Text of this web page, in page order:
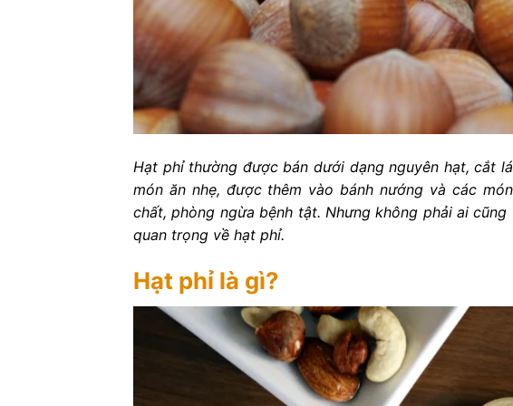
Hạt phỉ thường được bán dưới dạng nguyên hạt, cắt
món ăn nhẹ, được thêm vào bánh nướng và các
chất, phòng ngừa bệnh tật. Nhưng không phải ai
quan trọng về hạt phỉ.
Hạt phỉ là gì?